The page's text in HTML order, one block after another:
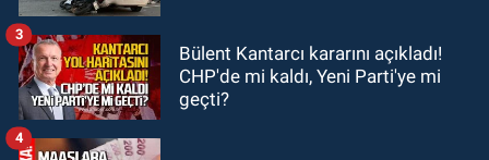
GÜNDEM
11:00Belediye duyurdu! Yüzme
yarışması ertelendi
Bülent Kantarcı kararını açıkladı!
CHP'de mi kaldı, Yeni Parti'ye mi
geçti?
3
4